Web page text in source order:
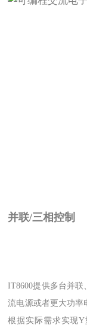
并联/三相控制
IT8600提供多台并联
流电源或者更大功率
根据实际需求实现Y